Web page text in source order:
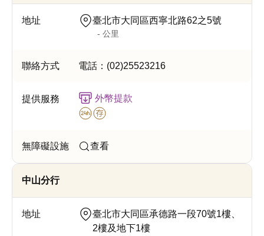
臺北市大同區西寧北路62之5號
- 公里
電話： (02)25523216
外幣提款
查看
中山分行
臺北市大同區承德路一段70號1樓、
2樓及地下1樓